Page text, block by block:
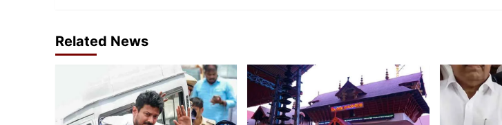
Related News